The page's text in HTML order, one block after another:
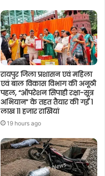
रायपुर जिला प्रशासन एवं महिला
एवं बाल विकास विभाग की अनूठी
पहल, “ऑपरेशन सिपाही रक्षा-सूत्र
अभियान” के तहत तैयार की गईं 1
लाख 11 हजार राखियां
19 hours ago